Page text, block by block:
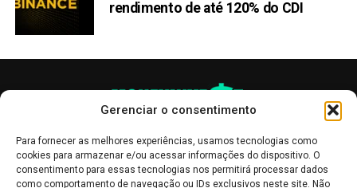
Gerenciar o consentimento
Para fornecer as melhores experiências, usamos tecnologias como
cookies para armazenar e/ou acessar informações do dispositivo. O
consentimento para essas tecnologias nos permitirá processar dados
como comportamento de navegação ou IDs exclusivos neste site. Não
Preço atual:
$0.3113
Sim, você leu direito. Tem uma moeda chamadaFartcoin
(moeda do peido, literalmente). E tem gente que colocou
dinheiro de verdade nisso.
A queda foi brutal: de quase $2.50 pra $0.31. Isso é cair
mais de 87%. Quem comprou no topo perdeu quase tudo.
rendimento de até 120% do CDI